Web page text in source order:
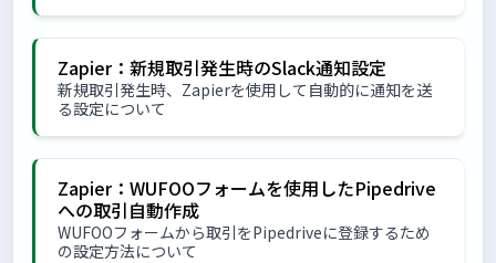
Zapier：新規取引発生時のSlack通知設定
新規取引発生時、Zapierを使用して自動的に通知を送
る設定について
Zapier：WUFOOフォームを使用したPipedrive
への取引自動作成
WUFOOフォームから取引をPipedriveに登録するため
の設定方法について